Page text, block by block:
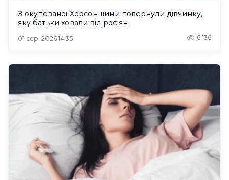
З окупованої Херсонщини повернули дівчинку,
яку батьки ховали від росіян
01 сер. 2026 14:35 6,136